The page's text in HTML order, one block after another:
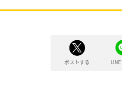
ポストする